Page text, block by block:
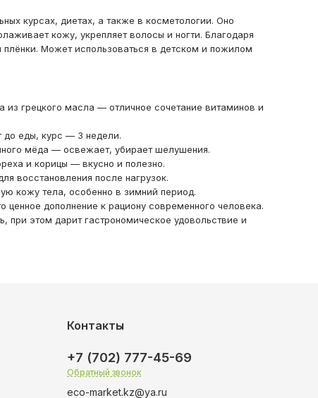
курсах, диетах, а также в косметологии. Оно
кожу, укрепляет волосы и ногти. Благодаря
плёнки. Может использоваться в детском и пожилом
из грецкого масла — отличное сочетание витаминов и
до еды, курс — 3 недели.
мёда — освежает, убирает шелушения.
и корицы — вкусно и полезно.
восстановления после нагрузок.
кожу тела, особенно в зимний период.
дополнение к рациону современного человека.
этом дарит гастрономическое удовольствие и
Контакты
+7 (702) 777-45-69
Обратный звонок
eco-market.kz@ya.ru